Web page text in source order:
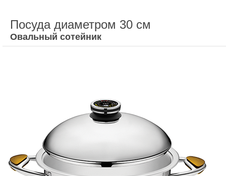
Посуда диаметром 30 см
Овальный сотейник